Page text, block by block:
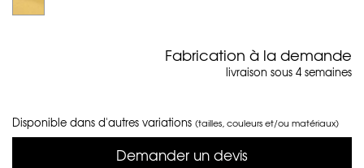
Fabrication à la demande
livraison sous 4 semaines
Disponible dans d'autres variations (tailles, couleurs et/ou matériaux)
Demander un devis